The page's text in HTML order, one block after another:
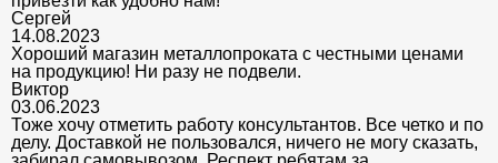
Сергей
14.08.2023
Хороший магазин металлопроката с честными ценами
на продукцию! Ни разу не подвели.
Виктор
03.06.2023
Тоже хочу отметить работу консультантов. Все четко и по
делу. Доставкой не пользовался, ничего не могу сказать,